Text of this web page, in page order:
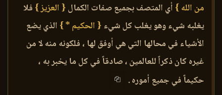
من الله } أي المتصف بجميع صفات الكمال { العزيز } فلا
يغلبه شيء وهو يغلب كل شيء { الحكيم * } الذي يضع
الأشياء في محالها التي هي أوفق لها ، فلكونه منه لا من
غيره كان ذكراً للعالمين ، صادقاً في كل ما يخبر به ،
حكيماً في جميع أموره .